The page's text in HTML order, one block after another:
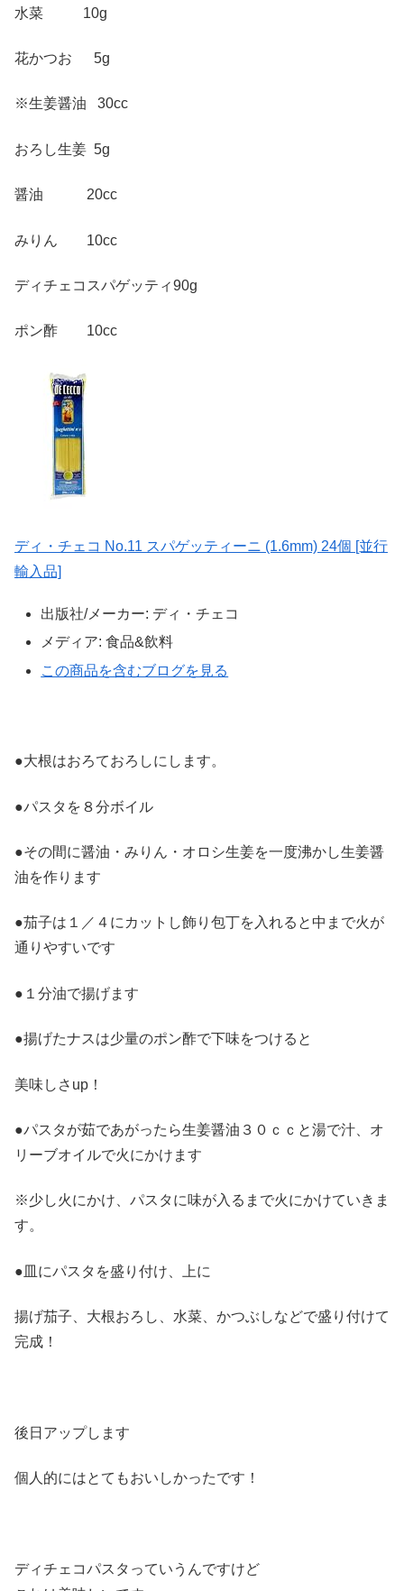
水菜 10g
花かつお 5g
※生姜醤油 30cc
おろし生姜 5g
醤油 20cc
みりん 10cc
ディチェコスパゲッティ90g
ポン酢 10cc
ディ・チェコ No.11 スパゲッティーニ (1.6mm) 24個 [並行
輸入品]
出版社/メーカー: ディ・チェコ
メディア: 食品&飲料
この商品を含むブログを見る
●大根はおろておろしにします。
●パスタを８分ボイル
●その間に醤油・みりん・オロシ生姜を一度沸かし生姜醤
油を作ります
●茄子は１／４にカットし飾り包丁を入れると中まで火が
通りやすいです
●１分油で揚げます
●揚げたナスは少量のポン酢で下味をつけると
美味しさup！
●パスタが茹であがったら生姜醤油３０ｃｃと湯で汁、オ
リーブオイルで火にかけます
※少し火にかけ、パスタに味が入るまで火にかけていきま
す。
●皿にパスタを盛り付け、上に
揚げ茄子、大根おろし、水菜、かつぶしなどで盛り付けて
完成！
後日アップします
個人的にはとてもおいしかったです！
ディチェコパスタっていうんですけど